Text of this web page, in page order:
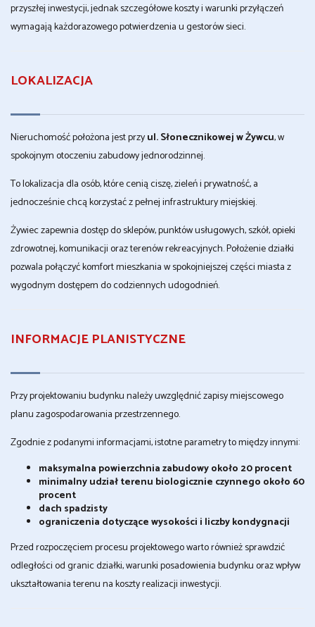
przyszłej inwestycji, jednak szczegółowe koszty i warunki przyłączeń
wymagają każdorazowego potwierdzenia u gestorów sieci.
LOKALIZACJA
Nieruchomość położona jest przyul. Słonecznikowej w Żywcu, w
spokojnym otoczeniu zabudowy jednorodzinnej.
To lokalizacja dla osób, które cenią ciszę, zieleń i prywatność, a
jednocześnie chcą korzystać z pełnej infrastruktury miejskiej.
Żywiec zapewnia dostęp do sklepów, punktów usługowych, szkół, opieki
zdrowotnej, komunikacji oraz terenów rekreacyjnych. Położenie działki
pozwala połączyć komfort mieszkania w spokojniejszej części miasta z
wygodnym dostępem do codziennych udogodnień.
INFORMACJE PLANISTYCZNE
Przy projektowaniu budynku należy uwzględnić zapisy miejscowego
planu zagospodarowania przestrzennego.
Zgodnie z podanymi informacjami, istotne parametry to między innymi:
maksymalna powierzchnia zabudowy około 20 procent
minimalny udział terenu biologicznie czynnego około 60
procent
dach spadzisty
ograniczenia dotyczące wysokości i liczby kondygnacji
Przed rozpoczęciem procesu projektowego warto również sprawdzić
odległości od granic działki, warunki posadowienia budynku oraz wpływ
ukształtowania terenu na koszty realizacji inwestycji.